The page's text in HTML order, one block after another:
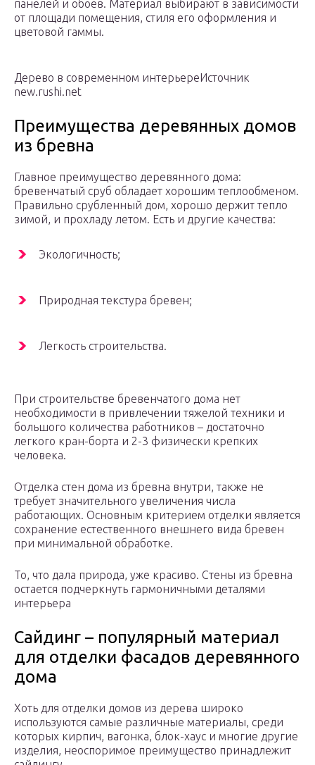
панелей и обоев. Материал выбирают в зависимости
от площади помещения, стиля его оформления и
цветовой гаммы.
Дерево в современном интерьереИсточник
new.rushi.net
Преимущества деревянных домов
из бревна
Главное преимущество деревянного дома:
бревенчатый сруб обладает хорошим теплообменом.
Правильно срубленный дом, хорошо держит тепло
зимой, и прохладу летом. Есть и другие качества:
Экологичность;
Природная текстура бревен;
Легкость строительства.
При строительстве бревенчатого дома нет
необходимости в привлечении тяжелой техники и
большого количества работников – достаточно
легкого кран-борта и 2-3 физически крепких
человека.
Отделка стен дома из бревна внутри, также не
требует значительного увеличения числа
работающих. Основным критерием отделки является
сохранение естественного внешнего вида бревен
при минимальной обработке.
То, что дала природа, уже красиво. Стены из бревна
остается подчеркнуть гармоничными деталями
интерьера
Сайдинг – популярный материал
для отделки фасадов деревянного
дома
Хоть для отделки домов из дерева широко
используются самые различные материалы, среди
которых кирпич, вагонка, блок-хаус и многие другие
изделия, неоспоримое преимущество принадлежит